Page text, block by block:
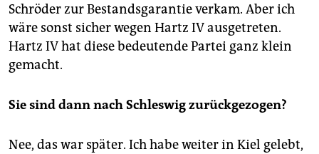
Schröder zur Bestandsgarantie verkam. Aber ich
wäre sonst sicher wegen Hartz IV ausgetreten.
Hartz IV hat diese bedeutende Partei ganz klein
gemacht.
Sie sind dann nach Schleswig zurückgezogen?
Nee, das war später. Ich habe weiter in Kiel gelebt,